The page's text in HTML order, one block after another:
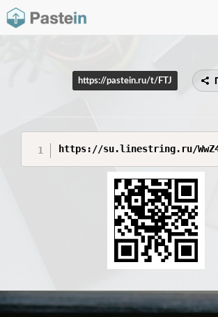
https://pastein.ru/t/FTJ
https://su.linestring.ru/